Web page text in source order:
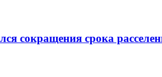
сокращения срока